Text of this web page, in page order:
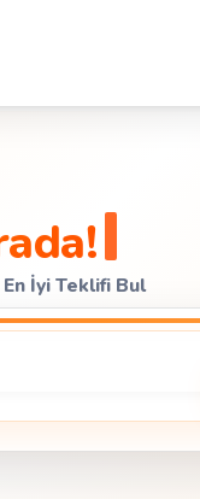
İyi Teklifi Bul